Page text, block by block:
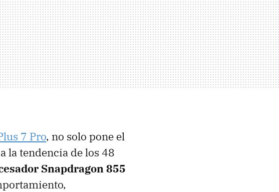
7 Pro, no solo pone el
la tendencia de los 48
Snapdragon 855